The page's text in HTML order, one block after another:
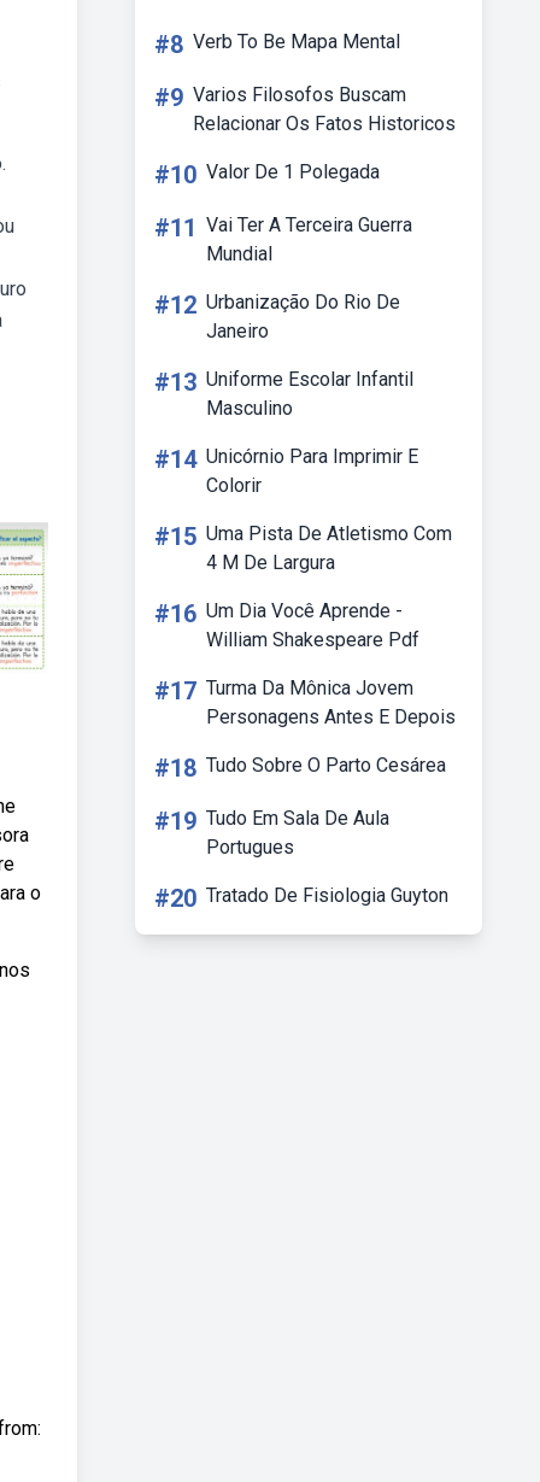
o
#8 Verb To Be Mapa Mental
#9 Varios Filosofos Buscam
Relacionar Os Fatos Historicos
#10 Valor De 1 Polegada
#11 Vai Ter A Terceira Guerra
Mundial
#12 Urbanização Do Rio De
Janeiro
#13 Uniforme Escolar Infantil
Masculino
#14 Unicórnio Para Imprimir E
Colorir
#15 Uma Pista De Atletismo Com
4 M De Largura
#16 Um Dia Você Aprende -
William Shakespeare Pdf
#17 Turma Da Mônica Jovem
Personagens Antes E Depois
#18 Tudo Sobre O Parto Cesárea
#19 Tudo Em Sala De Aula
Portugues
#20 Tratado De Fisiologia Guyton